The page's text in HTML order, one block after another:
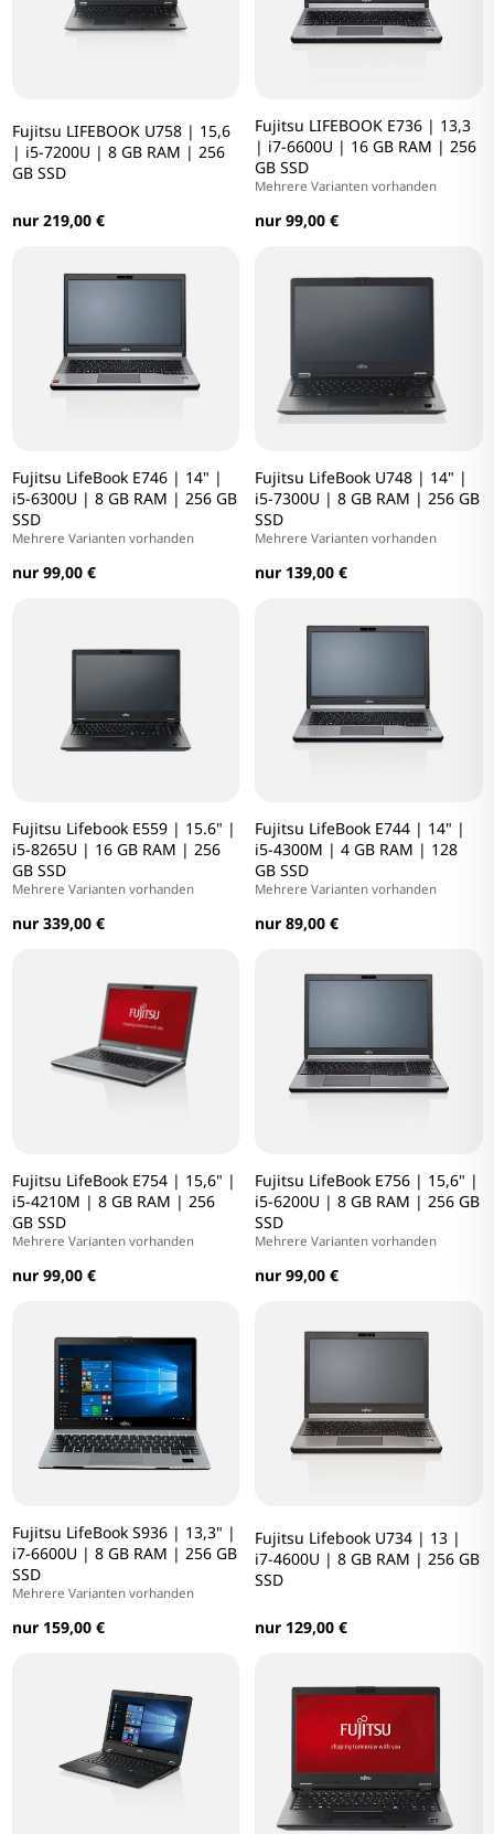
Fujitsu LIFEBOOK U758 | 15,6
| i5-7200U | 8 GB RAM | 256
GB SSD
nur 219,00 €
Fujitsu LIFEBOOK E736 | 13,3
| i7-6600U | 16 GB RAM | 256
GB SSD
Mehrere Varianten vorhanden
nur 99,00 €
Fujitsu LifeBook E746 | 14" |
i5-6300U | 8 GB RAM | 256 GB
SSD
Mehrere Varianten vorhanden
nur 99,00 €
Fujitsu LifeBook U748 | 14" |
i5-7300U | 8 GB RAM | 256 GB
SSD
Mehrere Varianten vorhanden
nur 139,00 €
Fujitsu Lifebook E559 | 15.6" |
i5-8265U | 16 GB RAM | 256
GB SSD
Mehrere Varianten vorhanden
nur 339,00 €
Fujitsu LifeBook E744 | 14" |
i5-4300M | 4 GB RAM | 128
GB SSD
Mehrere Varianten vorhanden
nur 89,00 €
Fujitsu LifeBook E754 | 15,6" |
i5-4210M | 8 GB RAM | 256
GB SSD
Mehrere Varianten vorhanden
nur 99,00 €
Fujitsu LifeBook E756 | 15,6" |
i5-6200U | 8 GB RAM | 256 GB
SSD
Mehrere Varianten vorhanden
nur 99,00 €
Fujitsu LifeBook S936 | 13,3" |
i7-6600U | 8 GB RAM | 256 GB
SSD
Mehrere Varianten vorhanden
nur 159,00 €
Fujitsu Lifebook U734 | 13 |
i7-4600U | 8 GB RAM | 256 GB
SSD
nur 129,00 €